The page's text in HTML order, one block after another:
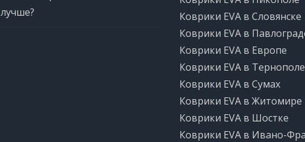
лучше?
Коврики EVA в Словянске
Коврики EVA в
Коврики EVA в Европе
Коврики EVA в Тернополе
Коврики EVA в Сумах
Коврики EVA в Житомире
Коврики EVA в Шостке
Коврики EVA в Ивано-